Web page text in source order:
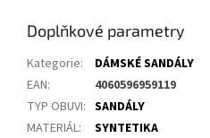
Doplňkové parametry
Kategorie:
DÁMSKÉ SANDÁLY
EAN:
4060596959119
TYP OBUVI: SANDÁLY
MATERIÁL:
SYNTETIKA